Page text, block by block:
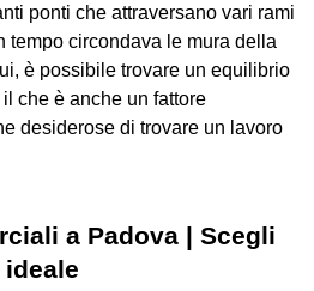
ponti che attraversano vari rami
tempo circondava le mura della
è possibile trovare un equilibrio
che è anche un fattore
desiderose di trovare un lavoro
a Padova | Scegli